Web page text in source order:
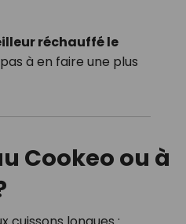
réchauffé le
à en faire une plus
Cookeo ou à